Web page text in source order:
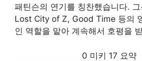
패틴슨의 연기를 칭찬했습니다.
Lost City of Z, Good Time 등의
인 역할을 맡아 계속해서 호평을
0 미키 17 요약